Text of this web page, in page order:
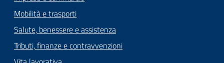
Mobilità e trasporti
Salute, benessere e assistenza
Tributi, finanze e contravvenzioni